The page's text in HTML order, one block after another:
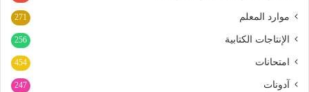
موارد المعلم 271
الإنتاجات الكتابية 256
امتحانات 454
آدونات 247